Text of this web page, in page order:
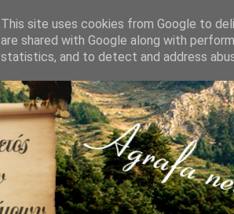
This site uses cookies from Google to
are shared with Google along with
statistics, and to detect and address